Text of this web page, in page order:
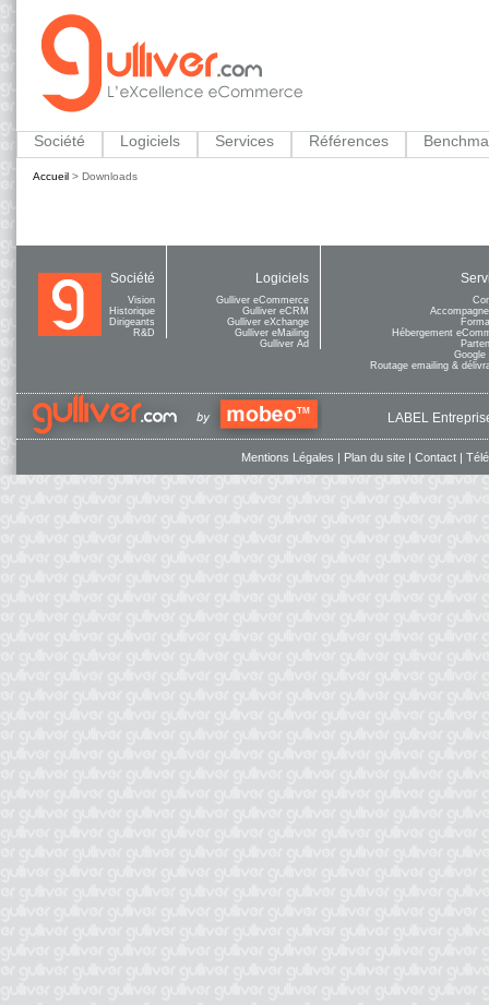
Société Logiciels Services Références
Accueil > Downloads
Société
Vision
Historique
Dirigeants
R&D
Logiciels
Gulliver eCommerce
Gulliver eCRM
Gulliver eXchange
Gulliver eMailing
Gulliver Ad
Hébergement
Google
Routage emailing &
LABEL
Mentions Légales | Plan du site | Contact |